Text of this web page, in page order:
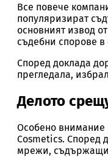
Все повече
популяризират
основният извод
съдебни спорове в
Според доклада
прегледала,
Делото
Особено внимание
Cosmetics. Според
мрежи, съдържащи